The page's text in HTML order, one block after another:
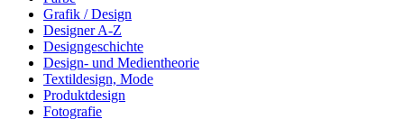
Grafik / Design
Designer A-Z
Designgeschichte
Design- und Medientheorie
Textildesign, Mode
Produktdesign
Fotografie